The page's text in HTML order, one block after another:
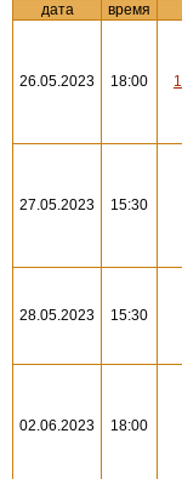
дата время
26.05.2023 18:00
27.05.2023 15:30
28.05.2023 15:30
02.06.2023 18:00